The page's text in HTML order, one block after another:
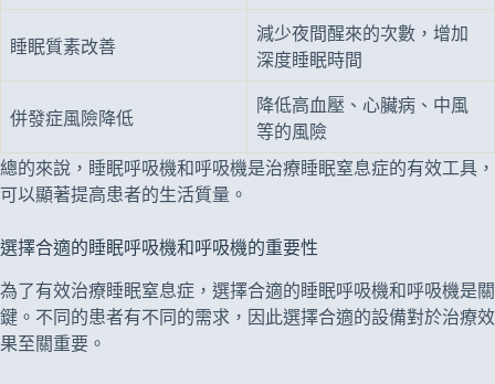
睡眠質素改善
減少夜間醒來的次數，增加
深度睡眠時間
併發症風險降低
降低高血壓、心臟病、中風
等的風險
總的來說，睡眠呼吸機和呼吸機是治療睡眠窒息症的有效工具，
可以顯著提高患者的生活質量。
選擇合適的睡眠呼吸機和呼吸機的重要性
為了有效治療睡眠窒息症，選擇合適的睡眠呼吸機和呼吸機是關
鍵。不同的患者有不同的需求，因此選擇合適的設備對於治療效
果至關重要。